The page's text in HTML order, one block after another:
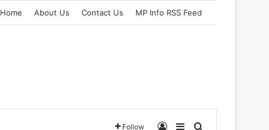
Home About Us Contact Us MP Info RSS Feed
Follow Log InSidebarSearch for